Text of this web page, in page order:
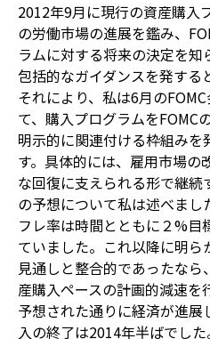
2012年9月に現行の資産購入
の労働市場の進展を鑑み、
ラムに対する将来の決定を知
包括的なガイダンスを発する
それにより、私は6月の
て、購入プログラムをFOMC
明示的に関連付ける枠組み
す。具体的には、雇用市場
な回復に支えられる形で継続
の予想について私は述べまし
フレ率は時間とともに２%目
ていました。これ以降に明
見通しと整合的であったなら
産購入ペースの計画的減速を
予想された通りに経済が進
入の終了は2014年半ばでし